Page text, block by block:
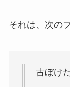
それは、次の
古ぼけ